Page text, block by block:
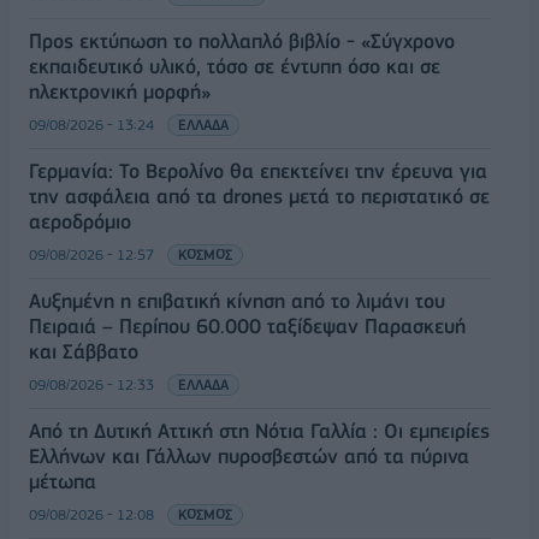
Προς εκτύπωση το πολλαπλό βιβλίο - «Σύγχρονο
εκπαιδευτικό υλικό, τόσο σε έντυπη όσο και σε
ηλεκτρονική μορφή»
09/08/2026 - 13:24 ΕΛΛΑΔΑ
Γερμανία: Το Βερολίνο θα επεκτείνει την έρευνα για
την ασφάλεια από τα drones μετά το περιστατικό σε
αεροδρόμιο
09/08/2026 - 12:57 ΚΟΣΜΟΣ
Αυξημένη η επιβατική κίνηση από το λιμάνι του
Πειραιά – Περίπου 60.000 ταξίδεψαν Παρασκευή
και Σάββατο
09/08/2026 - 12:33 ΕΛΛΑΔΑ
Από τη Δυτική Αττική στη Νότια Γαλλία : Οι εμπειρίες
Ελλήνων και Γάλλων πυροσβεστών από τα πύρινα
μέτωπα
09/08/2026 - 12:08 ΚΟΣΜΟΣ